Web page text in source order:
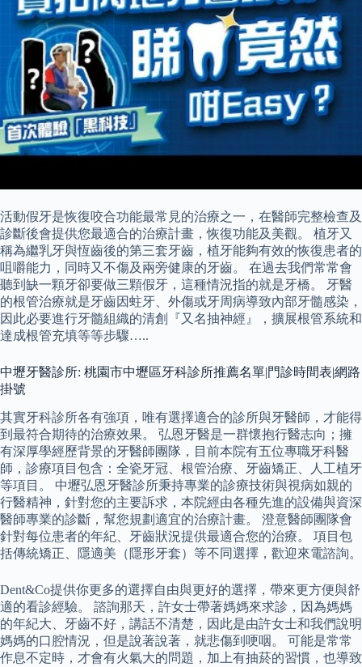
活動假牙是恢復咬合功能最常見的治療之一，在醫師完整檢查及
診斷後會提供您最適合的治療計畫，恢復功能及美觀。 植牙又
稱為繼乳牙與恆齒後的第三套牙齒，植牙能夠有效的恢復患者的
咀嚼能力，同時又不傷及兩旁健康的牙齒。 在過去我們常常會
聽到缺一顆牙卻要做三顆假牙，這種情況指的就是牙橋。 牙醫
的根管治療就是牙齒因蛀牙、外傷或牙周病導致內部牙髓感染，
因此必要進行牙髓組織的清創『又名抽神經』，擴展根管系統和
達成根管充填等等步驟…..
中壢牙醫診所: 桃園市中壢區牙科診所推薦名單|門診時間表|網路
掛號
其實牙科診所各有強項，唯有選擇適合的診所與牙醫師，才能得
到最符合期待的治療效果。 弘恩牙醫是一群懷抱行醫志向；擁
有深厚學經歷背景的牙醫師團隊，目前本院有五位專職牙科醫
師，診療項目包含：全瓷牙冠、根管治療、牙齒矯正、人工植牙
等項目。 中壢弘恩牙醫診所秉持專業的診療技術與視病如親的
行醫精神，針對您的主要訴求，本院經由各種先進的設備與資深
醫師專業的診斷，幫您規劃適宜的治療計畫。 澄意醫師團隊會
針對每位患者的年紀、牙齒狀況提供最適合您的治療。 項目包
括傳統矯正、隱適美（隱形牙套）等不同選擇，歡迎來電諮詢。
Dent&Co提供你更多的選擇自由與更好的選擇，帶來更方便與舒
適的看診經驗。 諮詢那天，許女士帶著媽媽來求診，因為媽媽
的年紀大、牙齒不好，講話不清楚，因此是由許女士和我們說明
媽媽的口腔情況，但是說著說著，就悲傷到哽咽。 可能是常常
作息不定時，才會有火氣大的問題，加上有抽菸的習慣，也導致